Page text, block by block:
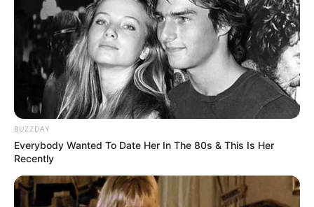
BUZZDAY
Everybody Wanted To Date Her In The 80s & This Is Her
Recently